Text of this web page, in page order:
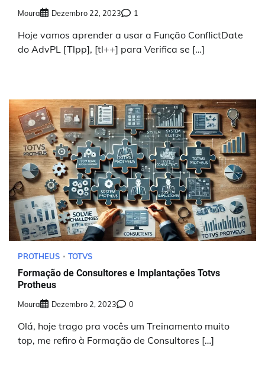
Moura Dezembro 22, 2023 1
Hoje vamos aprender a usar a Função ConflictDate
do AdvPL [Tlpp], [tl++] para Verifica se […]
PROTHEUS TOTVS
Formação de Consultores e Implantações Totvs
Protheus
Moura Dezembro 2, 2023 0
Olá, hoje trago pra vocês um Treinamento muito
top, me refiro à Formação de Consultores […]